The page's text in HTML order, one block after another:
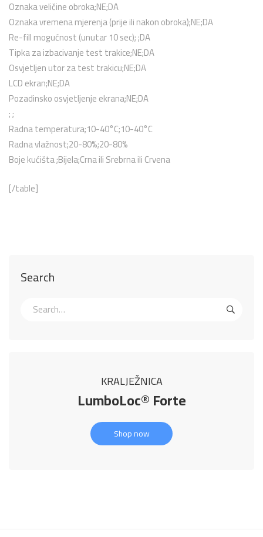
Search
KRALJEŽNICA
LumboLoc® Forte
Shop now
Oznaka veličine obroka;NE;DA
Oznaka vremena mjerenja (prije ili nakon obroka);NE;DA
Re-fill mogućnost (unutar 10 sec); ;DA
Tipka za izbacivanje test trakice;NE;DA
Osvjetljen utor za test trakicu;NE;DA
LCD ekran;NE;DA
Pozadinsko osvjetljenje ekrana;NE;DA
; ;
Radna temperatura;10-40°C;10-40°C
Radna vlažnost;20-80%;20-80%
Boje kućišta ;Bijela;Crna ili Srebrna ili Crvena
[/table]